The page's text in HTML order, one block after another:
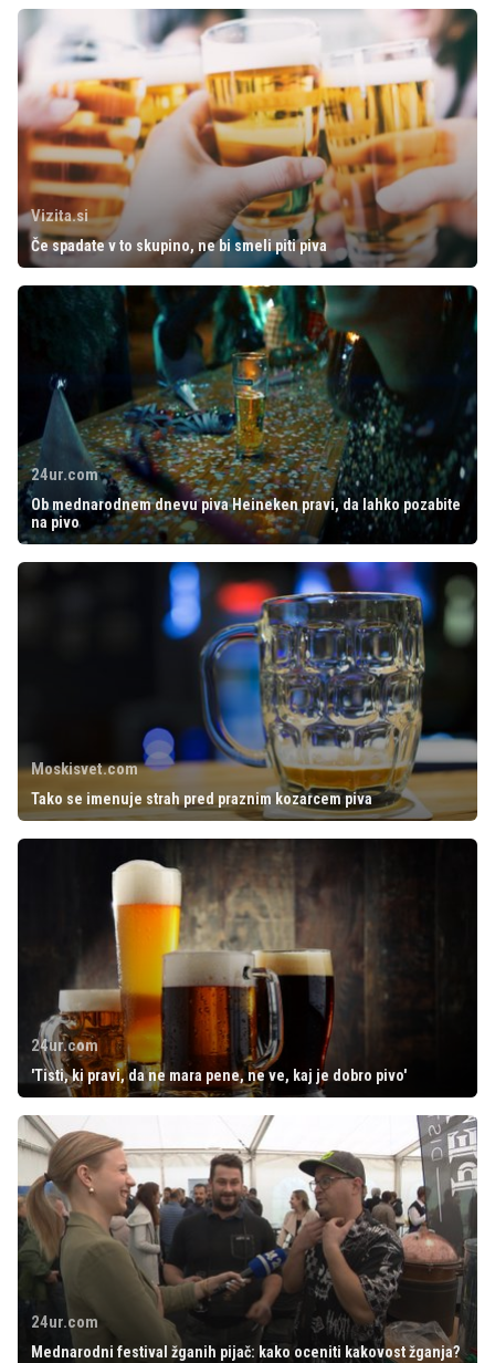
Vizita.si
Če spadate v to skupino, ne bi smeli piti piva
24ur.com
Ob mednarodnem dnevu piva Heineken pravi, da lahko pozabite
na pivo
Moskisvet.com
Tako se imenuje strah pred praznim kozarcem piva
24ur.com
'Tisti, ki pravi, da ne mara pene, ne ve, kaj je dobro pivo'
24ur.com
Mednarodni festival žganih pijač: kako oceniti kakovost žganja?